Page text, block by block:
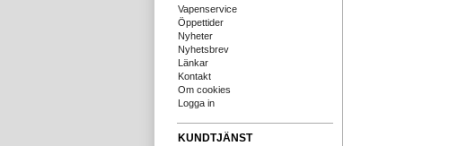
Vapenservice
Öppettider
Nyheter
Nyhetsbrev
Länkar
Kontakt
Om cookies
Logga in
KUNDTJÄNST